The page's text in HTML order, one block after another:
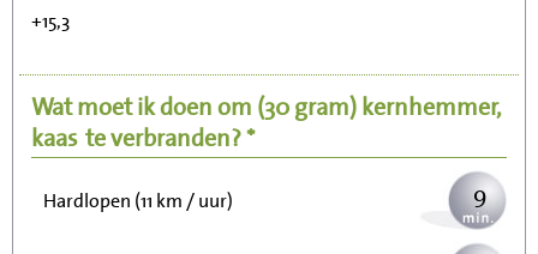
+15,3
Wat moet ik doen om (30 gram)kernhemmer,
kaas te verbranden? *
Wandelen (5 km/uur) 23
Hardlopen (11 km / uur) 9